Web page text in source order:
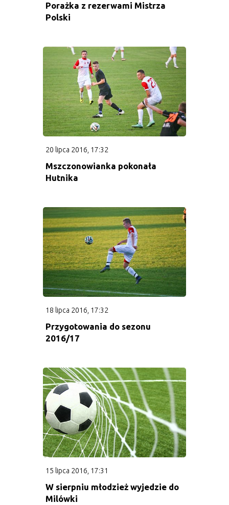
Porażka z rezerwami Mistrza
Polski
20 lipca 2016, 17:32
Mszczonowianka pokonała
Hutnika
18 lipca 2016, 17:32
Przygotowania do sezonu
2016/17
15 lipca 2016, 17:31
W sierpniu młodzież wyjedzie do
Milówki